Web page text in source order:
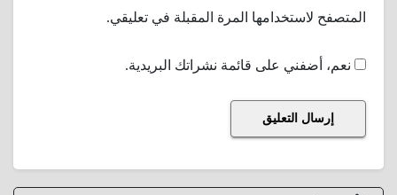
المتصفح لاستخدامها المرة المقبلة في تعليقي.
نعم، أضفني على قائمة نشراتك البريدية.